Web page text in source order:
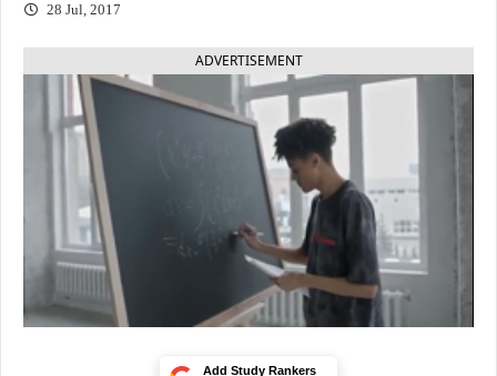
28 Jul, 2017
ADVERTISEMENT
Add Study Rankers